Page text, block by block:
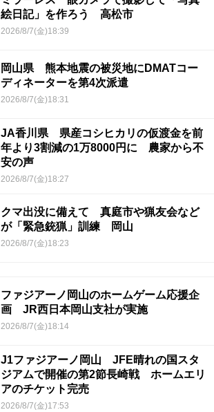
絵日記」を作ろう 高松市
2026/8/7(金)18:39
岡山県 熊本地震の被災地にDMATコー
ディネーターを第4次派遣
2026/8/7(金)18:31
JA香川県 県産コシヒカリの仮渡金を前
年より3割減の1万8000円に 農家から不
安の声
2026/8/7(金)18:27
クマ出没に備えて 真庭市や猟友会など
が「緊急銃猟」訓練 岡山
2026/8/7(金)18:23
ファジアーノ岡山のホームゲーム応援企
画 JR西日本岡山支社が実施
2026/8/7(金)18:14
J1ファジアーノ岡山 JFE晴れの国スタ
ジアムで開催の第2節長崎戦 ホームエリ
アのチケット完売
2026/8/7(金)17:53